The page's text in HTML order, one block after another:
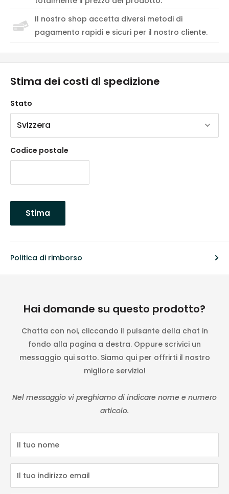
Il nostro shop accetta diversi metodi di
pagamento rapidi e sicuri per il nostro cliente.
Stima dei costi di spedizione
Stato
Codice postale
Stima
Politica di rimborso
Hai domande su questo prodotto?
Chatta con noi, cliccando il pulsante della chat in
fondo alla pagina a destra. Oppure scrivici un
messaggio qui sotto. Siamo qui per offrirti il nostro
migliore servizio!
Nel messaggio vi preghiamo di indicare nome e numero
articolo.
Il tuo nome
Il tuo indirizzo email